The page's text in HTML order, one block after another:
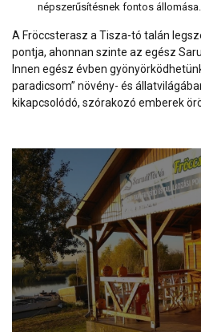
népszerűsítésnek fontos állomása.
A Fröccsterasz a Tisza-tó talán
pontja, ahonnan szinte az egész
Innen egész évben
paradicsom” növény- és
kikapcsolódó, szórakozó emberek